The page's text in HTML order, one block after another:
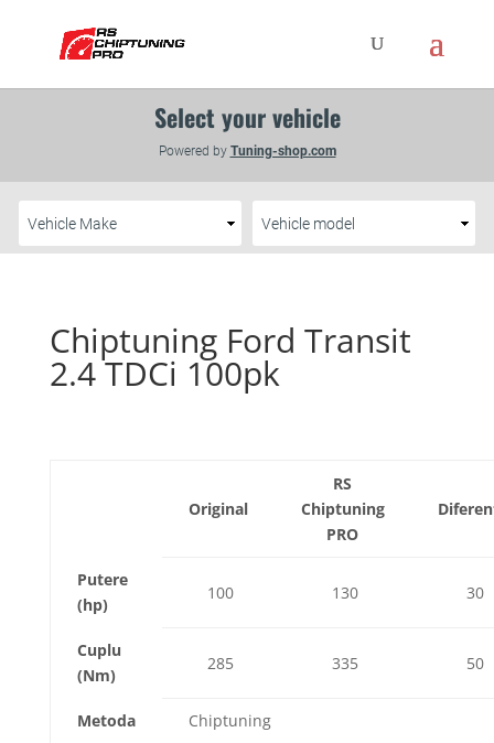
Chiptuning Ford Transit
2.4 TDCi 100pk
Original
RS
Chiptuning
PRO
Putere
(hp)
100 130 30
Cuplu
(Nm)
285 335 50
Metoda Chiptuning